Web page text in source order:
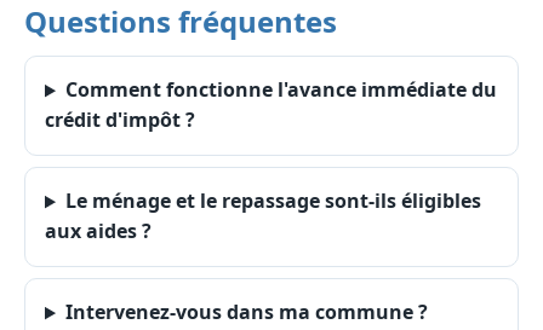
Questions fréquentes
Comment fonctionne l'avance immédiate du
crédit d'impôt ?
Le ménage et le repassage sont-ils éligibles
aux aides ?
Intervenez-vous dans ma commune ?